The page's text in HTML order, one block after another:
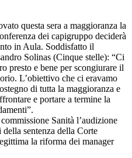
questa sera a maggioranza la
dei capigruppo deciderà
in Aula. Soddisfatto il
Solinas (Cinque stelle): “Ci
presto e bene per scongiurare il
L’obiettivo che ci eravamo
di tutta la maggioranza e
e portare a termine la
Sanità l’audizione
sentenza della Corte
la riforma dei manager